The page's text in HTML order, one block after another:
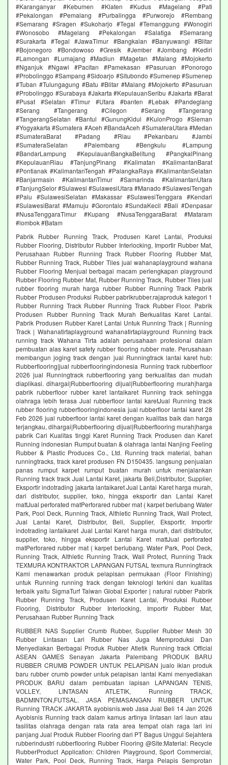
#Karanganyar #Kebumen #Klaten #Kudus #Magelang #Pati
#Pekalongan #Pemalang #Purbalingga #Purworejo #Rembang
#Semarang #Sragen #Sukoharjo #Tegal #Temanggung #Wonogiri
#Wonosobo #Magelang #Pekalongan #Salatiga #Semarang
#Surakarta #Tegal #JawaTimur #Bangkalan #Banyuwangi #Blitar
#Bojonegoro #Bondowoso #Gresik #Jember #Jombang #Kediri
#Lamongan #Lumajang #Madiun #Magetan #Malang #Mojokerto
#Nganjuk #Ngawi #Pacitan #Pamekasan #Pasuruan #Ponorogo
#Probolinggo #Sampang #Sidoarjo #Situbondo #Sumenep #Sumenep
#Tuban #Tulungagung #Batu #Blitar #Malang #Mojokerto #Pasuruan
#Probolinggo #Surabaya #Jakarta #KepulauanSeribu #Jakarta #Barat
#Pusat #Selatan #Timur #Utara #banten #Lebak #Pandeglang
#Serang #Tangerang #Cilegon #Serang #Tangerang
#TangerangSelatan #Bantul #GunungKidul #KulonProgo #Sleman
#Yogyakarta #Sumatera #Aceh #BandaAceh #SumateraUtara #Medan
#SumateraBarat #Padang #Riau #Pekanbaru #Jambi
#SumateraSelatan #Palembang #Bengkulu #Lampung
#BandarLampung #KepulauanBangkaBelitung #PangkalPinang
#KepulauanRiau #TanjungPinang #Kalimatan #KalimantanBarat
#Pontianak #KalimantanTengah #PalangkaRaya #KalimantanSelatan
#Banjarmasin #KalimantanTimur #Samarinda #KalimantanUtara
#TanjungSelor #Sulawesi #SulawesiUtara #Manado #SulawesiTengah
#Palu #SulawesiSelatan #Makassar #SulawesiTenggara #Kendari
#SulawesiBarat #Mamuju #Gorontalo #SundaKecil #Bali #Denpasar
#NusaTenggaraTimur #Kupang #NusaTenggaraBarat #Mataram
#lombok #Batam
Pabrik Rubber Running Track, Produsen Karet Lantai, Produksi
Rubber Flooring, Distributor Rubber Interlocking, Importir Rubber Mat,
Perusahaan Rubber Running Track Rubber Flooring Rubber Mat,
Rubber Running Track, Rubber Tiles jual wahanaplayground wahana
Rubber Flooring Menjual berbagai macam perlengkapan playground
Rubber Flooring Rubber Mat, Rubber Running Track, Rubber Tiles jual
rubber flooring murah harga rubber Rubber Running Track Pabrik
Rubber Produsen Produksi Rubber pabrikrubber.rajaproduk kategori 1
Rubber Running Track Rubber Running Track Rubber Floor. Pabrik
Produsen Rubber Running Track Murah Berkualitas Karet Lantai.
Pabrik Produsen Rubber Karet Lantai Untuk Running Track | Running
Track | Wahanatirtaplayground wahanatirtaplayground Running track
running track Wahana Tirta adalah perusahaan profesional dalam
pembuatan alas karet safety rubber flooring rubber mate. Perusahaan
membangun joging track dengan jual Runningtrack lantai karet hub:
Rubberflooring|jual rubberflooringindonesia Running track rubberfloor
2026 jual Runningtrack rubberflooring yang berkualitas dan mudah
diaplikasi. dihargai|Rubberflooring dijual|Rubberflooring murah|harga
pabrik rubberfloor rubber karet lantaikaret Running track sehingga
olahraga lebih terasa Jual rubberfloor lantai karetJual Running track
rubber flooring rubberflooringindonesia jual rubberfloor lantai karet 28
Feb 2026 jual rubberfloor lantai karet dengan kualitas baik dan harga
terjangkau, dihargai|Rubberflooring dijual|Rubberflooring murah|harga
pabrik Cari Kualitas tinggi Karet Running Track Produsen dan Karet
Running indonesian Rumput buatan & olahraga lantai Nanjing Feeling
Rubber & Plastic Produces Co., Ltd. Running track material, bahan
runningtracks, track karet produsen FN D150435. langsung penjualan
panas rumput karpet rumput buatan murah untuk menjalankan
Running track track Jual Lantai Karet, jakarta Beli,Distributor, Supplier,
Eksportir indotrading jakarta lantaikaret Jual Lantai Karet harga murah,
dari distributor, supplier, toko, hingga eksportir dan Lantai Karet
mattJual perforated matPerforared rubber mat ( karpet berlubang Water
Park, Pool Deck, Running Track, Althletic Running Track, Wall Protect,
Jual Lantai Karet, Distributor, Beli, Supplier, Eksportir, Importir
indotrading lantaikaret Jual Lantai Karet harga murah, dari distributor,
supplier, toko, hingga eksportir Lantai Karet mattJual perforated
matPerforared rubber mat ( karpet berlubang. Water Park, Pool Deck,
Running Track, Althletic Running Track, Wall Protect, Running Track
TEXMURA KONTRAKTOR LAPANGAN FUTSAL texmura Runningtrack
Kami menawarkan produk pelapisan permukaan (Floor Finishing)
untuk Running running track dengan teknologi terkini dan kualitas
terbaik yaitu SigmaTurf Taiwan Global Exporter | natural rubber Pabrik
Rubber Running Track, Produsen Karet Lantai, Produksi Rubber
Flooring, Distributor Rubber Interlocking, Importir Rubber Mat,
Perusahaan Rubber Running Track
RUBBER NAS Supplier Crumb Rubber, Supplier Rubber Mesh 30
Rubber Lintasan Lari Rubber Nas Juga Memproduksi Dan
Menyediakan Berbagai Produk Rubber Atletik Running track Official
ASEAN GAMES Senayan Jakarta Palembang PRODUK BARU
RUBBER CRUMB POWDER UNTUK PELAPISAN jualo iklan produk
baru rubber crumb powder untuk pelapisan lantai Kami menyediakan
PRODUK BARU dalam pembuatan lapisan LAPANGAN TENIS,
VOLLEY, LINTASAN ATLETIK, Running TRACK,
BADMINTON,FUTSAL. JASA PEMASANGAN RUBBER UNTUK
Running TRACK JAKARTA ayobisnis.web Jasa Jual Beli 14 Jan 2026
Ayobisnis Running track dalam kamus artinya lintasan lari laun atau
fasilitas olahraga dengan rata rata area tempat olah raga lari ini
panjang Jual Produk Rubber Flooring dari PT Bagus Unggul Sejahtera
rubberindustri rubberflooring Rubber Flooring @Site:Material: Recycle
RubberProduct Application: Children Playground, Sport Commercial,
Water Park, Pool Deck, Running Track, Harga Pelapis Semprotan